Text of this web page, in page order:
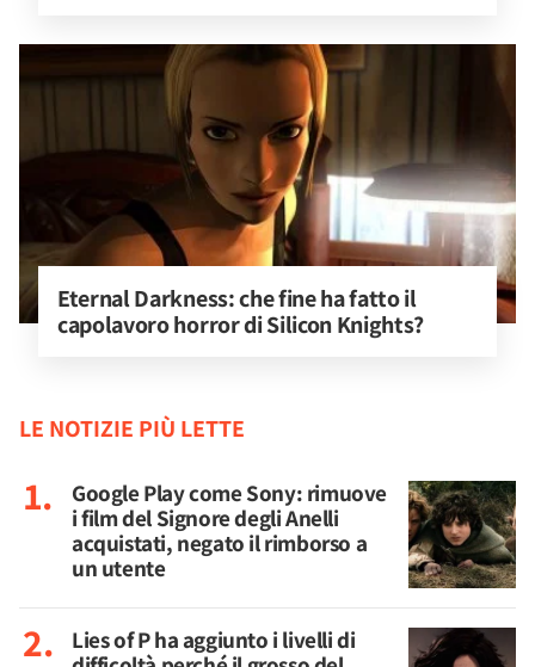
Eternal Darkness: che fine ha fatto il
capolavoro horror di Silicon Knights?
LE NOTIZIE PIÙ LETTE
Google Play come Sony: rimuove
i film del Signore degli Anelli
acquistati, negato il rimborso a
un utente
Lies of P ha aggiunto i livelli di